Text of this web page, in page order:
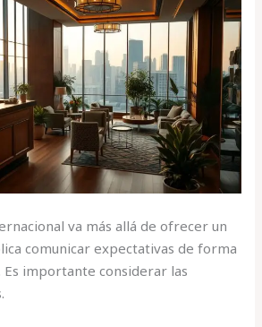
va más allá de ofrecer un
comunicar expectativas de forma
Es importante considerar las